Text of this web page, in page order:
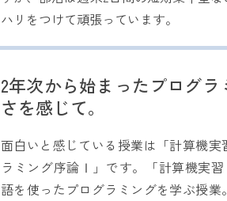
ハリをつけて頑張っています。
2年次から始まったプログラ
さを感じて。
面白いと感じている授業は「計算機
ラミング序論Ⅰ」です。「計算機実
語を使ったプログラミングを学ぶ授業